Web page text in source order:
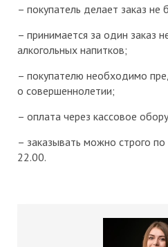
– покупатель делает заказ
– принимается за один заказ
алкогольных напитков;
– покупателю необходимо
о совершеннолетии;
– оплата через кассовое
– заказывать можно строго
22.00.